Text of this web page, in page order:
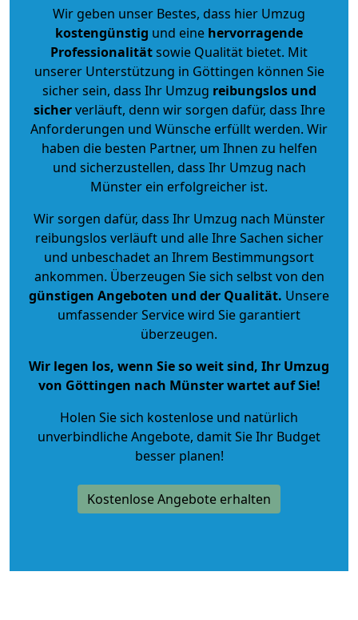
Wir geben unser Bestes, dass hier Umzug
kostengünstig und eine hervorragende
Professionalitätsowie Qualität bietet. Mit
unserer Unterstützung in Göttingen können Sie
sicher sein, dass Ihr Umzug reibungslos und
sicherverläuft, denn wir sorgen dafür, dass Ihre
Anforderungen und Wünsche erfüllt werden. Wir
haben die besten Partner, um Ihnen zu helfen
und sicherzustellen, dass Ihr Umzug nach
Münster ein erfolgreicher ist.
Wir sorgen dafür, dass Ihr Umzug nach Münster
reibungslos verläuft und alle Ihre Sachen sicher
und unbeschadet an Ihrem Bestimmungsort
ankommen. Überzeugen Sie sich selbst von den
günstigen Angeboten und der Qualität. Unsere
umfassender Service wird Sie garantiert
überzeugen.
Wir legen los, wenn Sie so weit sind, Ihr Umzug
von Göttingen nach Münster wartet auf Sie!
Holen Sie sich kostenlose und natürlich
unverbindliche Angebote, damit Sie Ihr Budget
besser planen!
Kostenlose Angebote erhalten